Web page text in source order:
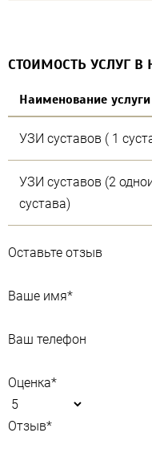
СТОИМОСТЬ УСЛУГ
Наименование услуги
УЗИ суставов ( 1
УЗИ суставов (2
сустава)
Оставьте отзыв
Ваше имя*
Ваш телефон
Оценка*
Отзыв*